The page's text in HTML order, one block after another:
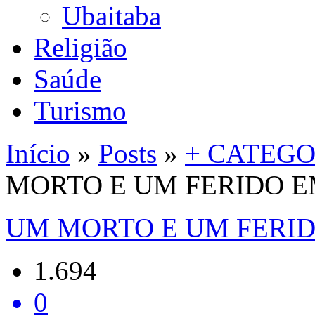
Ubaitaba
Religião
Saúde
Turismo
Início » Posts » +
MORTO E UM FERIDO
UM MORTO E UM
1.694
0